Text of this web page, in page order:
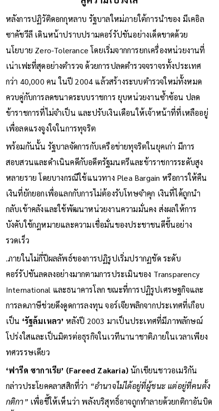
หลังการปฏิวัติดอกกุหลาบ รัฐบาลใหม่ภายใต้การนำของ มีเคอิล
ซาคัชวีลี เดินหน้าปราบปรามคอร์รัปชันอย่างเด็ดขาดด้วย
นโยบาย Zero-Tolerance โดยเริ่มจากการยกเครื่องหน่วยงานที่
เน่าเฟะที่สุดอย่างตำรวจ ด้วยการปลดตำรวจจราจรทั้งประเทศ
กว่า 40,000 คน ในปี 2004 แล้วสร้างระบบตำรวจใหม่ทั้งหมด
ควบคู่กับการลดขนาดระบบราชการ ยุบหน่วยงานซ้ำซ้อน ปลด
ข้าราชการที่ไม่จำเป็น และปรับเงินเดือนให้เจ้าหน้าที่ที่เหลืออยู่
เพื่อลดแรงจูงใจในการทุจริต
พร้อมกันนั้น รัฐบาลจัดการกับเครือข่ายทุจริตในยุคเก่า มีการ
สอบสวนและดำเนินคดีกับอดีตรัฐมนตรีและข้าราชการระดับสูง
หลายราย โดยบางกรณีใช้แนวทาง Plea Bargain หรือการให้คืน
เงินที่ยักยอกเพื่อแลกกับการไม่ต้องรับโทษจำคุก เงินที่ได้ถูกนำ
กลับเข้าคลังและใช้พัฒนาหน่วยงานความมั่นคง ส่งผลให้การ
บังคับใช้กฎหมายและความเชื่อมั่นของประชาชนดีขึ้นอย่าง
รวดเร็ว
.ภายในไม่กี่ปีผลลัพธ์ของการปฏิรูปเริ่มปรากฏชัด ระดับ
คอร์รัปชันลดลงอย่างมากตามการประเมินของ Transparency
International และธนาคารโลก ขณะที่การปฏิรูปเศรษฐกิจและ
การลดภาษีช่วยดึงดูดการลงทุน จอร์เจียพลิกจากประเทศที่เกือบ
เป็น ‘รัฐล้มเหลว’ หลังปี 2003 มาเป็นประเทศที่มีภาพลักษณ์
โปร่งใสและเป็นมิตรต่อธุรกิจในเวทีนานาชาติภายในเวลาเพียง
ทศวรรษเดียว
‘ฟารีด ซากาเรีย’ (Fareed Zakaria)นักเขียนชาวอเมริกัน
กล่าวประโยคคลาสสิกที่ว่า “อำนาจไม่ได้อยู่ที่ผู้ชนะ แต่อยู่ที่คนตั้ง
กติกา” เพื่อชี้ให้เห็นว่า พลังบริสุทธิ์อาจถูกทำลายด้วยกติกาอันบิด